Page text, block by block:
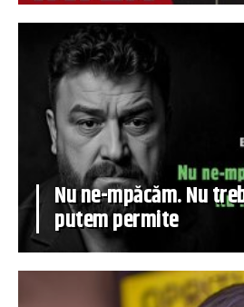
Nu ne-mpăcăm. Nu
putem permite